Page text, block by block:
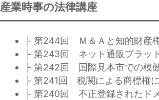
産業時事の法律講座
├ 第244回 Ｍ＆Ａと知的財産
├ 第243回 ネット通販プラッ
├ 第242回 国際見本市での模
├ 第241回 税関による商標権
├ 第240回 不正登録されたド